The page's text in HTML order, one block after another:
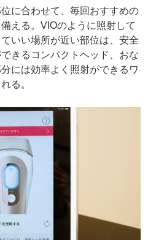
に合わせて、毎回おすすめの
える。VIOのように照射して
いい場所が近い部位は、安全
きるコンパクトヘッド、おな
には効率よく照射ができるワ
る。